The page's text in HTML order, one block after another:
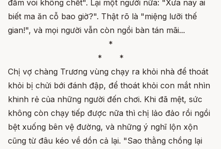
đấm voi không chết". Lại một người nữa: "Xưa nay ai
biết ma ăn cỗ bao giờ?". Thật rõ là "miệng lưỡi thế
gian!", và mọi người vẫn còn ngồi bàn tán mãi...
*
* *
Chị vợ chàng Trương vùng chạy ra khỏi nhà để thoát
khỏi bị chửi bới đánh đập, để thoát khỏi con mắt nhìn
khinh rẻ của những người đến chơi. Khi đã mệt, sức
không còn chạy tiếp được nữa thì chị lảo đảo rồi ngồi
bệt xuống bên vệ đường, và những ý nghĩ lộn xộn
cũng từ đâu kéo về dồn cả lại. "Sao thằng chồng lại